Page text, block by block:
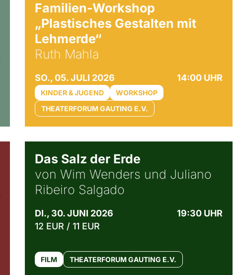
Familien-Workshop
„Plastisches Gestalten mit
Lehmerde“
Ruth Mahla
SO., 05. JULI 2026 14:00 UHR
KINDER & JUGEND
WORKSHOP
THEATERFORUM GAUTING E.V.
Das Salz der Erde
von Wim Wenders und Juliano
Ribeiro Salgado
DI., 30. JUNI 2026
19:30 UHR
12 EUR / 11 EUR
FILM THEATERFORUM GAUTING E.V.